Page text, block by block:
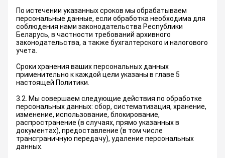
По истечении указанных сроков мы обрабатываем
персональные данные, если обработка необходима для
соблюдения нами законодательства Республики
Беларусь, в частности требований архивного
законодательства, а также бухгалтерского и налогового
учета.
Сроки хранения ваших персональных данных
применительно к каждой цели указаны в главе 5
настоящей Политики.
3.2. Мы совершаем следующие действия по обработке
персональных данных: сбор, систематизация, хранение,
изменение, использование, блокирование,
распространение (в случаях, прямо указанных в
документах), предоставление (в том числе
трансграничную передачу), удаление персональных
данных.